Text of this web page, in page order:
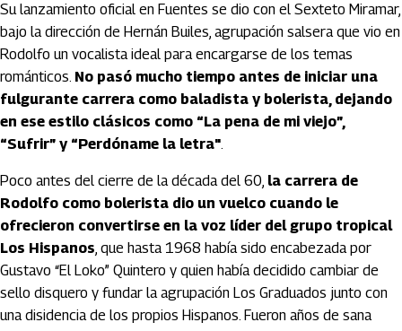
Su lanzamiento oficial en Fuentes se dio con el Sexteto Miramar,
bajo la dirección de Hernán Builes, agrupación salsera que vio en
Rodolfo un vocalista ideal para encargarse de los temas
románticos. No pasó mucho tiempo antes de iniciar una
fulgurante carrera como baladista y bolerista, dejando
en ese estilo clásicos como “La pena de mi viejo”,
“Sufrir” y “Perdóname la letra".
Poco antes del cierre de la década del 60, la carrera de
Rodolfo como bolerista dio un vuelco cuando le
ofrecieron convertirse en la voz líder del grupo tropical
Los Hispanos, que hasta 1968 había sido encabezada por
Gustavo “El Loko” Quintero y quien había decidido cambiar de
sello disquero y fundar la agrupación Los Graduados junto con
una disidencia de los propios Hispanos. Fueron años de sana